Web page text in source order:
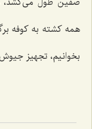
همه كشته به كوفه
بخوانیم، تجهیز